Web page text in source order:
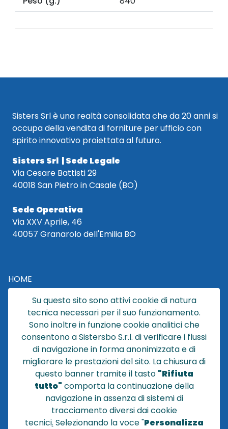
Sisters Srl è una realtà consolidata che da 20 anni si
occupa della vendita di forniture per ufficio con
spirito innovativo proiettata al futuro.
Sisters Srl | Sede Legale
Via Cesare Battisti 29
40018 San Pietro in Casale (BO)
Sede Operativa
Via XXV Aprile, 46
40057 Granarolo dell'Emilia BO
HOME
CATALOGO
CHI SIAMO
NEWS
CONTATTACI
CONDIZIONI DI VENDITA
POLICY PRIVACY
NOTE LEGALI
Su questo sito sono attivi cookie di natura
tecnica necessari per il suo funzionamento.
Sono inoltre in funzione cookie analitici che
consentono a Sistersbo S.r.l. di verificare i flussi
di navigazione in forma anonimizzata e di
migliorare le prestazioni del sito. La chiusura di
questo banner tramite il tasto "Rifiuta
tutto" comporta la continuazione della
navigazione in assenza di sistemi di
tracciamento diversi dai cookie
tecnici. Selezionando la voce "Personalizza